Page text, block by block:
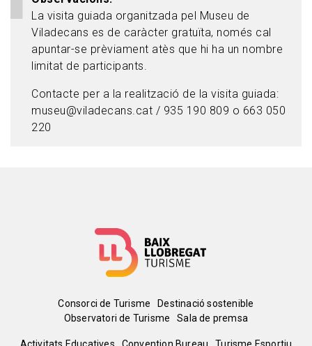
La visita guiada organitzada pel Museu de
Viladecans es de caràcter gratuïta, només cal
apuntar-se prèviament atès que hi ha un nombre
limitat de participants.
Contacte per a la realització de la visita guiada:
museu@viladecans.cat / 935 190 809 o 663 050
220
MenúConsorci de Turisme
Destinació sostenible
Observatori de Turisme
Sala de premsa